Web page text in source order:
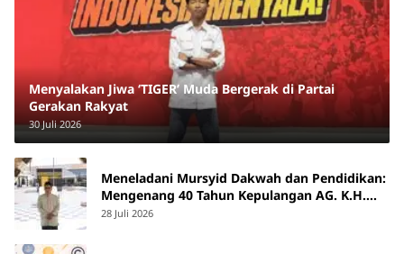
Menyalakan Jiwa ‘TIGER’ Muda Bergerak di Partai
Gerakan Rakyat
30 Juli 2026
Meneladani Mursyid Dakwah dan Pendidikan:
Mengenang 40 Tahun Kepulangan AG. K.H.
Yunus Martan
28 Juli 2026